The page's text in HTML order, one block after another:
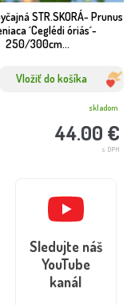
STR.SKORÁ- Prunus
´Ceglédi óriás´-
250/300cm...
Vložiť do košíka
44.00 €
s DPH
skladom
Sledujte náš
YouTube
kanál